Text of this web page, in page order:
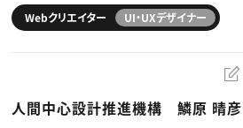
スキルアップしたい！
デザイン
編集・ライティング
マーケティング
TOP Creator’s コラム
Webクリエイター
アプリクリエイター
セミナー
Webクリエイター UI・UXデザイナー
人間中心設計推進機構 鱗原 晴彦